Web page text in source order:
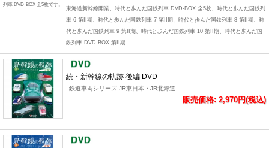
列車 DVD-BOX 全5枚です。
東海道新幹線開業、時代と歩んだ国鉄列車 DVD-BOX 全5枚、時代と歩んだ国鉄列
車 6 第II期、時代と歩んだ国鉄列車 7 第II期、時代と歩んだ国鉄列車 8 第II期、時
代と歩んだ国鉄列車 9 第II期、時代と歩んだ国鉄列車 10 第II期、時代と歩んだ国
鉄列車 DVD-BOX 第II期
続・新幹線の軌跡 後編 DVD
鉄道車両シリーズ JR東日本・JR北海道
販売価格: 2,970円(税込)